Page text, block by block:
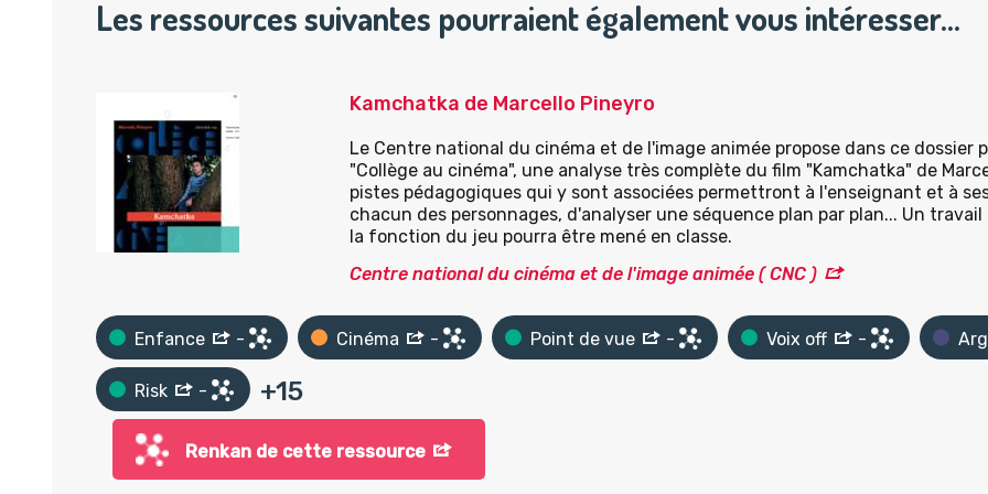
Les ressources suivantes pourraient également vous intéresser…
Kamchatka de Marcello Pineyro
Le Centre national du cinéma et de l'image animée propose dans ce
"Collège au cinéma", une analyse très complète du film "Kamchatka" de
pistes pédagogiques qui y sont associées permettront à l'enseignant et à
chacun des personnages, d'analyser une séquence plan par plan... Un
la fonction du jeu pourra être mené en classe.
Centre national du cinéma et de l'image animée ( CNC )
Enfance - Cinéma - Point de vue - Voix off -
Risk - +15
Renkan de cette ressource